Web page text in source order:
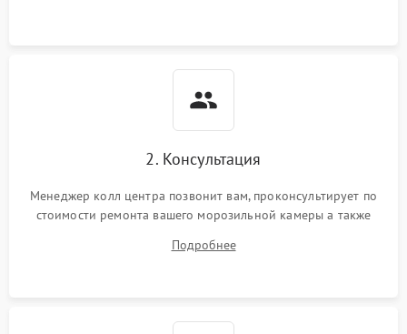
2. Консультация
Менеджер колл центра позвонит вам, проконсультирует по
стоимости ремонта вашего морозильной камеры а также
Подробнее